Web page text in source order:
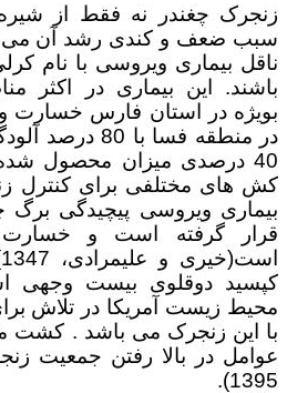
زنجرک چغندر نه فقط از
سبب ضعف و کندی رشد آن می
ناقل بیماری ویروسی با نام
باشند. این بیماری در اکثر
بویژه در استان فارس خسارت
در منطقه فسا
40 درصدی میزان محصول
کش های مختلفی برای کنترل
بیماری ویروسی پیچیدگی برگ
قرار گرفته است و خسارت
کپسید دوقلوی بیست وجهی
محیط زیست آمریکا در تلاش
با این زنجرک می باشد . کشت
عوامل در بالا رفتن جمعیت
1395).